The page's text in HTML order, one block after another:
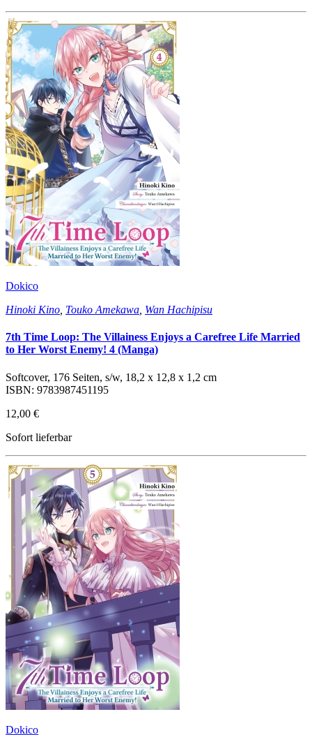
Dokico
Hinoki Kino Touko Amekawa Wan Hachipisu
7th Time Loop: The Villainess Enjoys a Carefree Life Married
to Her Worst Enemy! 4 (Manga)
Softcover, 176 Seiten, s/w, 18,2 x 12,8 x 1,2 cm
ISBN: 9783987451195
12,00 €
Sofort lieferbar
Dokico